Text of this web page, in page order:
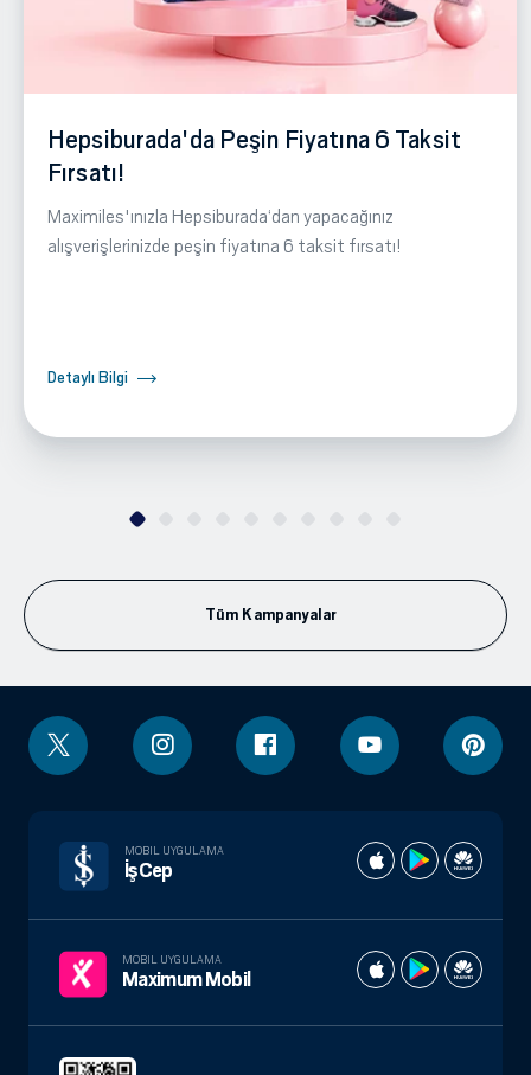
Hepsiburada'da Peşin Fiyatına 6 Taksit
Fırsatı!
Maximiles'ınızla Hepsiburada‘dan yapacağınız
alışverişlerinizde peşin fiyatına 6 taksit fırsatı!
Detaylı Bilgi
Tüm Kampanyalar
MOBIL UYGULAMA
İşCep
MOBIL UYGULAMA
Maximum Mobil